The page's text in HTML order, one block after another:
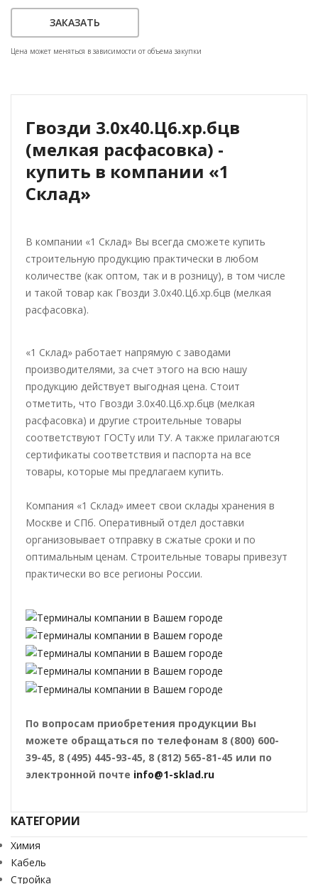
ЗАКАЗАТЬ
Цена может меняться в зависимости от объема закупки
Гвозди 3.0х40.Ц6.хр.бцв
(мелкая расфасовка) -
купить в компании «1
Склад»
В компании «1 Склад» Вы всегда сможете купить
строительную продукцию практически в любом
количестве (как оптом, так и в розницу), в том числе
и такой товар как Гвозди 3.0х40.Ц6.хр.бцв (мелкая
расфасовка).
«1 Склад» работает напрямую с заводами
производителями, за счет этого на всю нашу
продукцию действует выгодная цена. Стоит
отметить, что Гвозди 3.0х40.Ц6.хр.бцв (мелкая
расфасовка) и другие строительные товары
соответствуют ГОСТу или ТУ. А также прилагаются
сертификаты соответствия и паспорта на все
товары, которые мы предлагаем купить.
Компания «1 Склад» имеет свои склады хранения в
Москве и СПб. Оперативный отдел доставки
организовывает отправку в сжатые сроки и по
оптимальным ценам. Строительные товары привезут
практически во все регионы России.
По вопросам приобретения продукции Вы
можете обращаться по телефонам 8 (800) 600-
39-45, 8 (495) 445-93-45, 8 (812) 565-81-45 или по
электронной почте info@1-sklad.ru
КАТЕГОРИИ
Химия
Кабель
Стройка